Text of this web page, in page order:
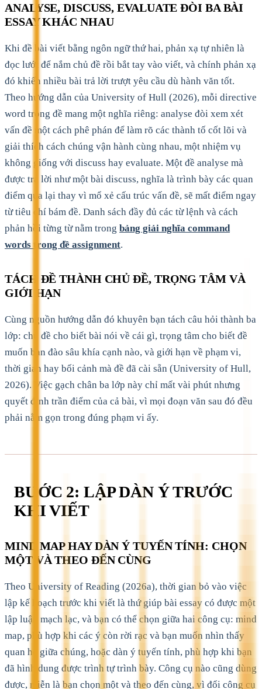
ANALYSE, DISCUSS, EVALUATE ĐÒI BA BÀI
ESSAY KHÁC NHAU
Khi đề bài viết bằng ngôn ngữ thứ hai, phản xạ tự nhiên là
đọc lướt để nắm chủ đề rồi bắt tay vào viết, và chính phản xạ
đó khiến nhiều bài trả lời trượt yêu cầu dù hành văn tốt.
Theo hướng dẫn của University of Hull (2026), mỗi directive
word trong đề mang một nghĩa riêng: analyse đòi xem xét
vấn đề một cách phê phán để làm rõ các thành tố cốt lõi và
giải thích cách chúng vận hành cùng nhau, một nhiệm vụ
không giống với discuss hay evaluate. Một đề analyse mà
được trả lời như một bài discuss, nghĩa là trình bày các quan
điểm qua lại thay vì mổ xẻ cấu trúc vấn đề, sẽ mất điểm ngay
từ tiêu chí bám đề. Danh sách đầy đủ các từ lệnh và cách
phản hồi từng từ nằm trong bảng giải nghĩa command
words trong đề assignment.
TÁCH ĐỀ THÀNH CHỦ ĐỀ, TRỌNG TÂM VÀ
GIỚI HẠN
Cùng nguồn hướng dẫn đó khuyên bạn tách câu hỏi thành ba
lớp: chủ đề cho biết bài nói về cái gì, trọng tâm cho biết đề
muốn bạn đào sâu khía cạnh nào, và giới hạn về phạm vi,
thời gian hay bối cảnh mà đề đã cài sẵn (University of Hull,
2026). Việc gạch chân ba lớp này chỉ mất vài phút nhưng
quyết định trần điểm của cả bài, vì mọi đoạn văn sau đó đều
phải nằm gọn trong đúng phạm vi ấy.
BƯỚC 2: LẬP DÀN Ý TRƯỚC
KHI VIẾT
MIND MAP HAY DÀN Ý TUYẾN TÍNH: CHỌN
MỘT VÀ THEO ĐẾN CÙNG
Theo University of Reading (2026a), thời gian bỏ vào việc
lập kế hoạch trước khi viết là thứ giúp bài essay có được một
lập luận mạch lạc, và bạn có thể chọn giữa hai công cụ: mind
map, phù hợp khi các ý còn rời rạc và bạn muốn nhìn thấy
quan hệ giữa chúng, hoặc dàn ý tuyến tính, phù hợp khi bạn
đã hình dung được trình tự trình bày. Công cụ nào cũng dùng
được, miễn là bạn chọn một và theo đến cùng, vì đổi công cụ